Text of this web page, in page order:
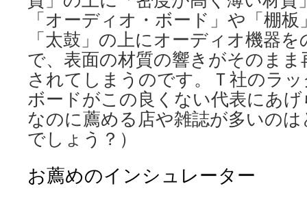
「オーディオ・ボード」や「棚
「太鼓」の上にオーディオ機器
で、表面の材質の響きがそのま
されてしまうのです。Ｔ社のラ
ボードがこの良くない代表にあ
なのに薦める店や雑誌が多いの
でしょう？）
お薦めのインシュレーター